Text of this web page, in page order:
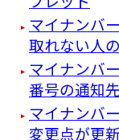
マイナンバ
取れない人
マイナンバ
番号の通知
マイナンバ
変更点が更